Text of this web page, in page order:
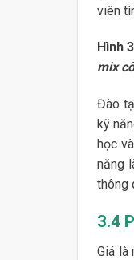
viên
Hình
mix
Đào
kỹ
học
năng
thông
3.4
Giá là